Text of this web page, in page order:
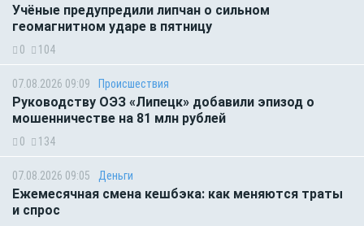
Учёные предупредили липчан о сильном
геомагнитном ударе в пятницу
0 104
07.08.2026 09:09 Происшествия
Руководству ОЭЗ «Липецк» добавили эпизод о
мошенничестве на 81 млн рублей
0 134
07.08.2026 09:05 Деньги
Ежемесячная смена кешбэка: как меняются траты
и спрос